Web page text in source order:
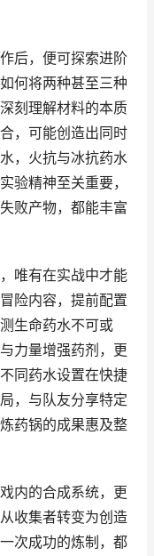
后，便可探索进阶
何将两种甚至三种
刻理解材料的本质
，可能创造出同时
，火抗与冰抗药水
验精神至关重要，
败产物，都能丰富
唯有在实战中才能
险内容，提前配置
生命药水不可或
力量增强药剂，更
同药水设置在快捷
，与队友分享特定
药锅的成果惠及整
内的合成系统，更
收集者转变为创造
次成功的炼制，都